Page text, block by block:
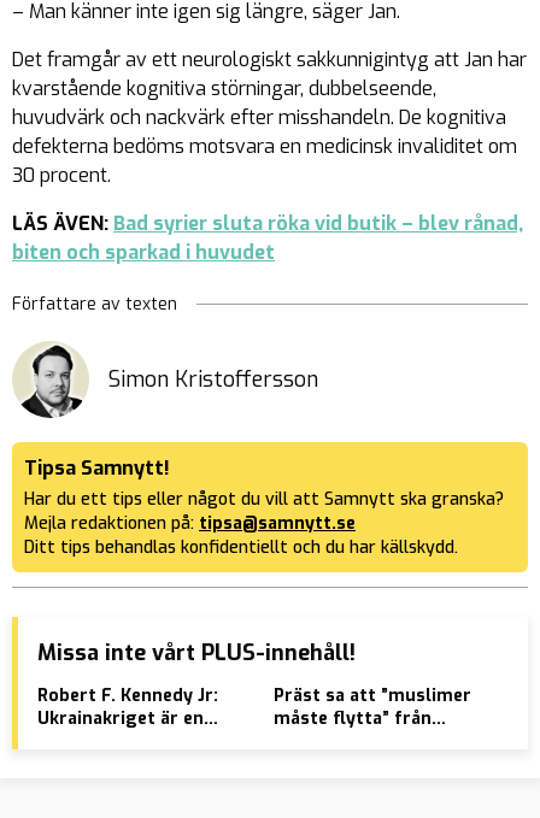
– Man känner inte igen sig längre, säger Jan.
Det framgår av ett neurologiskt sakkunnigintyg att Jan har
kvarstående kognitiva störningar, dubbelseende,
huvudvärk och nackvärk efter misshandeln. De kognitiva
defekterna bedöms motsvara en medicinsk invaliditet om
30 procent.
LÄS ÄVEN: Bad syrier sluta röka vid butik – blev rånad,
biten och sparkad i huvudet
Författare av texten
Simon Kristoffersson
Tipsa Samnytt!
Har du ett tips eller något du vill att Samnytt ska granska?
Mejla redaktionen på: tipsa@samnytt.se
Ditt tips behandlas konfidentiellt och du har källskydd.
Missa inte vårt PLUS-innehåll!
Robert F. Kennedy Jr:
Ukrainakriget är en
Präst sa att ”muslimer
måste flytta” från